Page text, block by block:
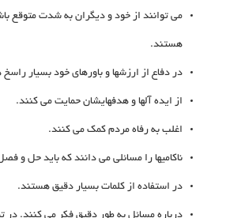
می توانند از خود و دیگران به شدت متوقع
هستند.
در دفاع از ارزشها و باورهای خود بسیار
از ایده آلها و هدفهایشان حمایت می کنند.
اغلب به رفاه مردم کمک می کنند.
ناکامیها را مسائلی می دانند که باید حل و
در استفاده از کلمات بسیار دقیق هستند.
درباره مسائل به طور دقیق فکر می کنند. در